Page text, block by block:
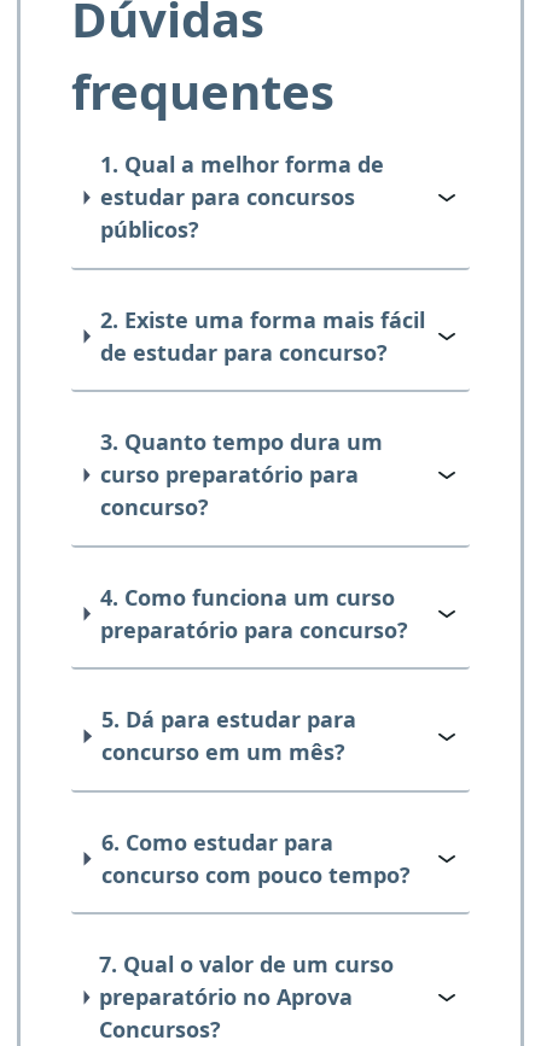
Dúvidas
frequentes
1. Qual a melhor forma de
estudar para concursos
públicos?
2. Existe uma forma mais fácil
de estudar para concurso?
3. Quanto tempo dura um
curso preparatório para
concurso?
4. Como funciona um curso
preparatório para concurso?
5. Dá para estudar para
concurso em um mês?
6. Como estudar para
concurso com pouco tempo?
7. Qual o valor de um curso
preparatório no Aprova
Concursos?